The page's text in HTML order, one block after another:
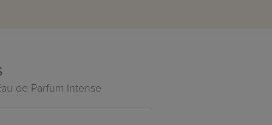
de Parfum Intense